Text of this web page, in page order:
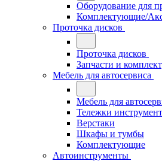
Оборудование для
Комплектующие/
Проточка дисков
Проточка дисков
Запчасти и
Мебель для автосервиса
Мебель для
Тележки
Верстаки
Шкафы и тумбы
Комплектующие
Автоинструменты